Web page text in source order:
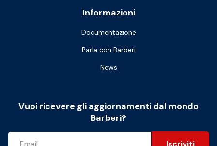
Informazioni
Documentazione
Parla con Barberi
News
Vuoi ricevere gli aggiornamenti dal mondo
Barberi?